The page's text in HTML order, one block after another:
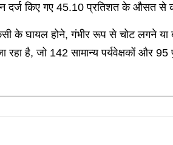
दर्ज किए गए 45.10 प्रतिशत के औसत से
के घायल होने, गंभीर रूप से चोट लगने या
है, जो 142 सामान्य पर्यवेक्षकों और